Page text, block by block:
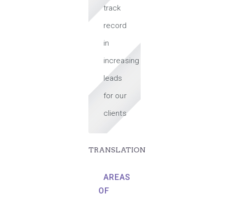
track
record
in
increasing
leads
for our
clients
TRANSLATION
AREAS
OF